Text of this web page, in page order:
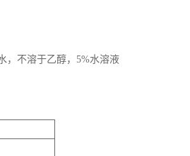
，不溶于乙醇，5%水溶液